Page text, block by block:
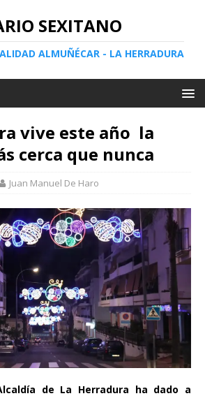
SEXITANO
ALMUÑÉCAR - LA HERRADURA
vive este año la
cerca que nunca
Juan Manuel De Haro
de La Herradura ha dado a